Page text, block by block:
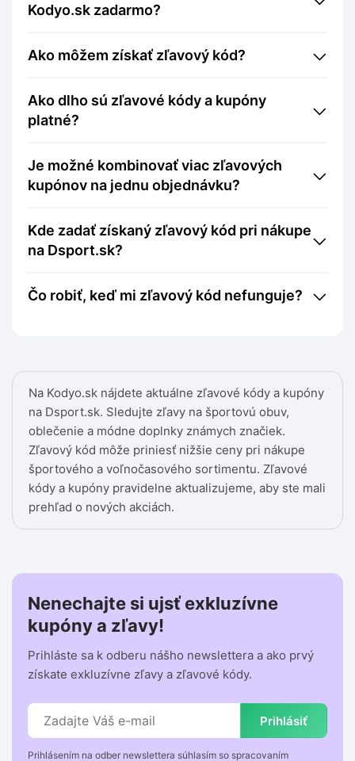
Na Kodyo.sk nájdete aktuálne zľavové kódy a kupóny
na Dsport.sk. Sledujte zľavy na športovú obuv,
oblečenie a módne doplnky známych značiek.
Zľavový kód môže priniesť nižšie ceny pri nákupe
športového a voľnočasového sortimentu. Zľavové
kódy a kupóny pravidelne aktualizujeme, aby ste mali
prehľad o nových akciách.
Kodyo.sk zadarmo?
Ako môžem získať zľavový kód?
Ako dlho sú zľavové kódy a kupóny
platné?
Je možné kombinovať viac zľavových
kupónov na jednu objednávku?
Kde zadať získaný zľavový kód pri nákupe
na Dsport.sk?
Čo robiť, keď mi zľavový kód nefunguje?
Nenechajte si ujsť exkluzívne
kupóny a zľavy!
Prihláste sa k odberu nášho newslettera a ako prvý
získate exkluzívne zľavy a zľavové kódy.
Prihlásiť
Prihlásením na odber newslettera súhlasím so spracovaním